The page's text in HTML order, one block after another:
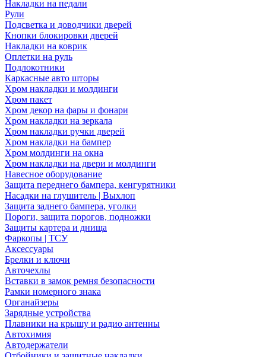
Накладки на педали
Рули
Подсветка и доводчики дверей
Кнопки блокировки дверей
Накладки на коврик
Оплетки на руль
Подлокотники
Каркасные авто шторы
Хром накладки и молдинги
Хром пакет
Хром декор на фары и фонари
Хром накладки на зеркала
Хром накладки ручки дверей
Хром накладки на бампер
Хром молдинги на окна
Хром накладки на двери и молдинги
Навесное оборудование
Защита переднего бампера, кенгурятники
Насадки на глушитель | Выхлоп
Защита заднего бампера, уголки
Пороги, защита порогов, подножки
Защиты картера и днища
Фаркопы | ТСУ
Аксессуары
Брелки и ключи
Авточехлы
Вставки в замок ремня безопасности
Рамки номерного знака
Органайзеры
Зарядные устройства
Плавники на крышу и радио антенны
Автохимия
Автодержатели